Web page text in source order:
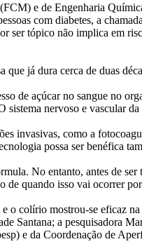
e de Engenharia
com diabetes, a
ser tópico não implica em
já dura cerca de duas
de açúcar no sangue no
nervoso e vascular
invasivas, como a
possa ser benéfica
No entanto, antes de
de quando isso vai ocorrer
o colírio mostrou-se eficaz
Santana; a pesquisadora
e da Coordenação de